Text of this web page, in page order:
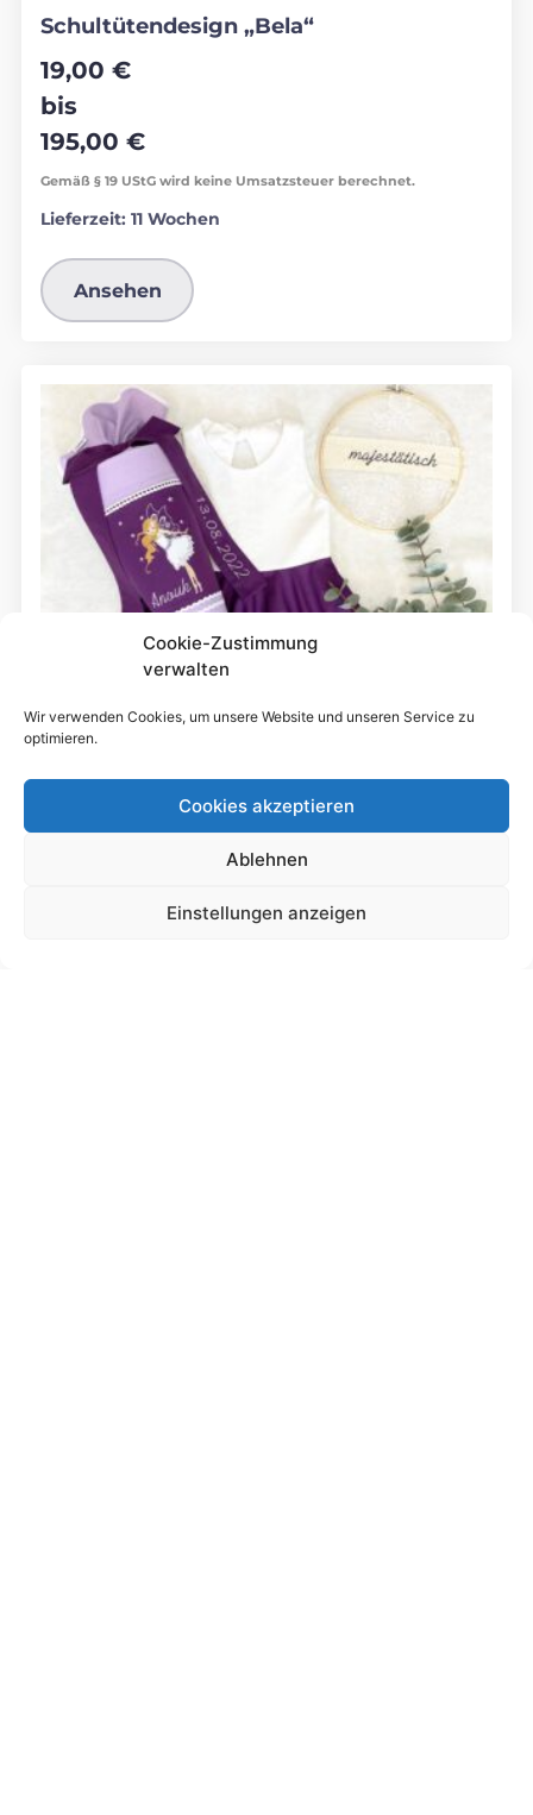
Cookie-Zustimmung
verwalten
Wir verwenden Cookies, um unsere Website und unseren Service zu
optimieren.
Cookies akzeptieren
Ablehnen
Einstellungen anzeigen
Schultütendesign „Bela“
19,00 €
bis
195,00 €
Gemäß § 19 UStG wird keine Umsatzsteuer berechnet.
Lieferzeit: 11 Wochen
Ansehen